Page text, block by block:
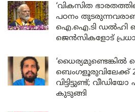
‘വികസിത
പഠനം
ഐ.ഐ.ടി ഡൽഹി
ജെൻസികളോട്
‘ധൈര്യമുണ്ടെങ്കിൽ
ബെംഗളൂരുവിലേക്ക്
വിട്ടിട്ടുണ്ട്;
കുടുങ്ങി